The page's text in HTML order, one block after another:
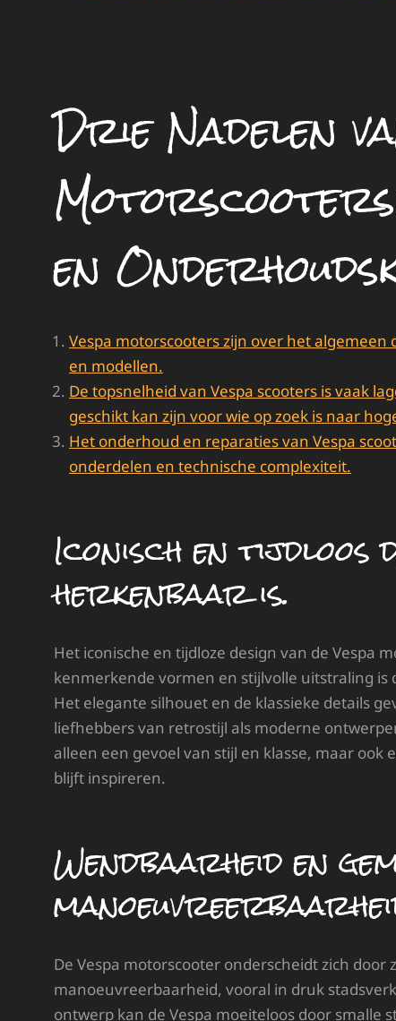
Drie Nadelen
en
Vespa motorscooters zijn over het
en modellen.
De topsnelheid van Vespa scooters is vaak
geschikt kan zijn voor wie op zoek is naar
Het onderhoud en reparaties van Vespa
onderdelen en technische complexiteit.
Iconisch en tijdloos
herkenbaar is.
Het iconische en tijdloze design van de Vespa
kenmerkende vormen en stijlvolle uitstraling is
Het elegante silhouet en de klassieke details
liefhebbers van retrostijl als moderne
alleen een gevoel van stijl en klasse, maar
blijft inspireren.
Wendbaarheid en
De Vespa motorscooter onderscheidt zich
manoeuvreerbaarheid, vooral in druk
ontwerp kan de Vespa moeiteloos door